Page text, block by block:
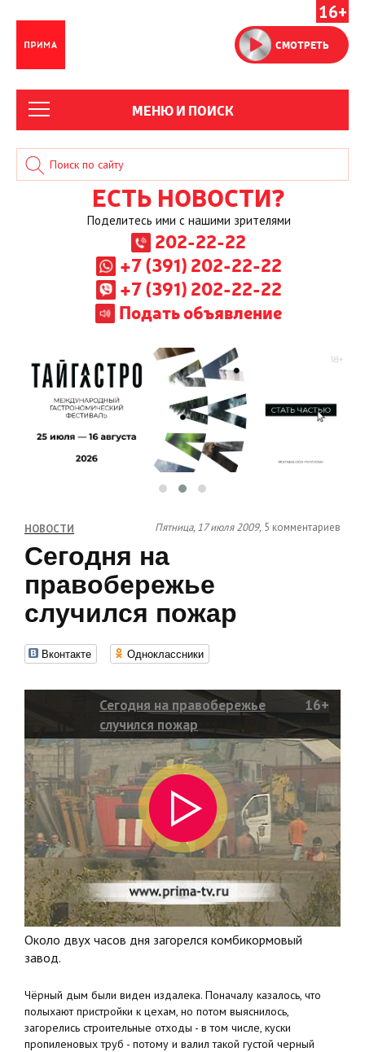
16+
СМОТРЕТЬ
МЕНЮ И ПОИСК
ЕСТЬ НОВОСТИ?
Поделитесь ими с нашими зрителями
202-22-22
+7 (391) 202-22-22
+7 (391) 202-22-22
Подать объявление
НОВОСТИ Пятница, 17 июля 2009, 5 комментариев
Сегодня на
правобережье
случился пожар
Вконтакте Одноклассники
Сегодня на правобережье
случился пожар
16+
Около двух часов дня загорелся комбикормовый
завод.
Чёрный дым были виден издалека. Поначалу казалось, что
полыхают пристройки к цехам, но потом выяснилось,
загорелись строительные отходы - в том числе, куски
пропиленовых труб - потому и валил такой густой черный